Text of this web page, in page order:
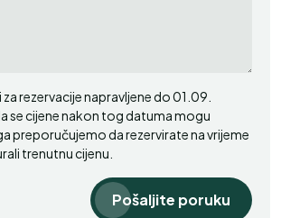
rezervacije napravljene do 01.09.
se cijene nakon tog datuma mogu
preporučujemo da rezervirate na vrijeme
trenutnu cijenu.
Pošaljite poruku